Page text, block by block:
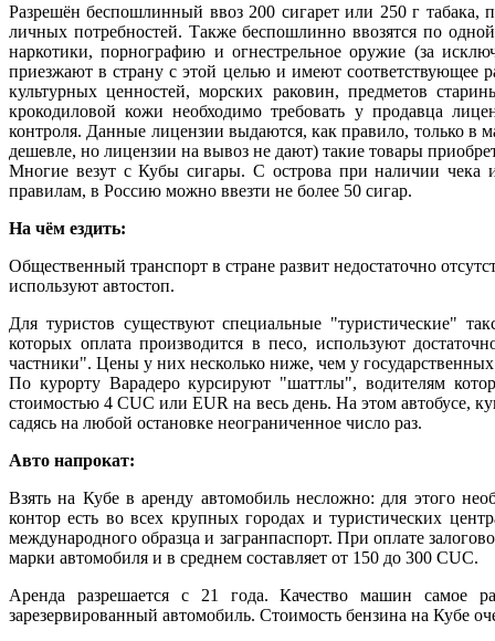
Разрешён беспошлинный ввоз 200 сигарет или 250 г
личных потребностей. Также беспошлинно ввозятся по
наркотики, порнографию и огнестрельное оружие (за
приезжают в страну с этой целью и имеют
культурных ценностей, морских раковин, предметов
крокодиловой кожи необходимо требовать у продавца
контроля. Данные лицензии выдаются, как правило, только в
дешевле, но лицензии на вывоз не дают) такие товары
Многие везут с Кубы сигары. С острова при наличии
правилам, в Россию можно ввезти не более 50 сигар.
На чём ездить:
Общественный транспорт в стране развит недостаточно
используют автостоп.
Для туристов существуют специальные "туристические"
которых оплата производится в песо, используют
частники". Цены у них несколько ниже, чем у
По курорту Варадеро курсируют "шаттлы", водителям
стоимостью 4 CUC или EUR на весь день. На этом автобусе,
садясь на любой остановке неограниченное число раз.
Авто напрокат:
Взять на Кубе в аренду автомобиль несложно: для этого
контор есть во всех крупных городах и туристических
международного образца и загранпаспорт. При оплате
марки автомобиля и в среднем составляет от 150 до 300 CUC.
Аренда разрешается с 21 года. Качество машин самое
зарезервированный автомобиль. Стоимость бензина на Кубе